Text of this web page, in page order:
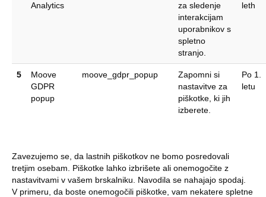
Analytics
za sledenje
interakcijam
uporabnikov s
spletno
stranjo.
leth
5
Moove
GDPR
popup
moove_gdpr_popup
Zapomni si
nastavitve za
piškotke, ki jih
izberete.
Po 1.
letu
Zavezujemo se, da lastnih piškotkov ne bomo posredovali
tretjim osebam. Piškotke lahko izbrišete ali onemogočite z
nastavitvami v vašem brskalniku. Navodila se nahajajo spodaj.
V primeru, da boste onemogočili piškotke, vam nekatere spletne